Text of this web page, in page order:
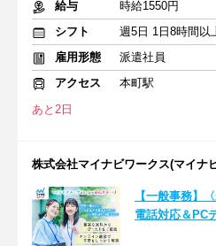
給与
時給1550円
シフト
週5日 1日8時間以
雇用形態
派遣社員
アクセス
本町駅
あと2日
株式会社マイナビワークス(マイナ
【一般事務】
電話対応＆PC